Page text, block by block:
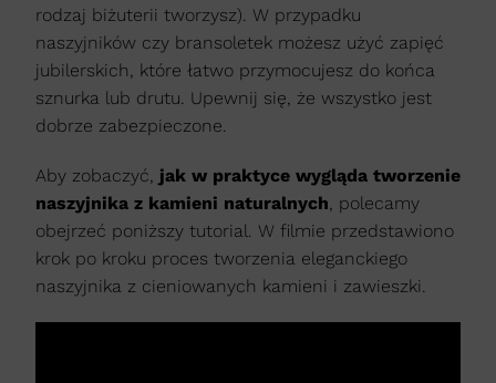
rodzaj biżuterii tworzysz). W przypadku
naszyjników czy bransoletek możesz użyć zapięć
jubilerskich, które łatwo przymocujesz do końca
sznurka lub drutu. Upewnij się, że wszystko jest
dobrze zabezpieczone.
Aby zobaczyć, jak w praktyce wygląda tworzenie
naszyjnika z kamieni naturalnych, polecamy
obejrzeć poniższy tutorial. W filmie przedstawiono
krok po kroku proces tworzenia eleganckiego
naszyjnika z cieniowanych kamieni i zawieszki.